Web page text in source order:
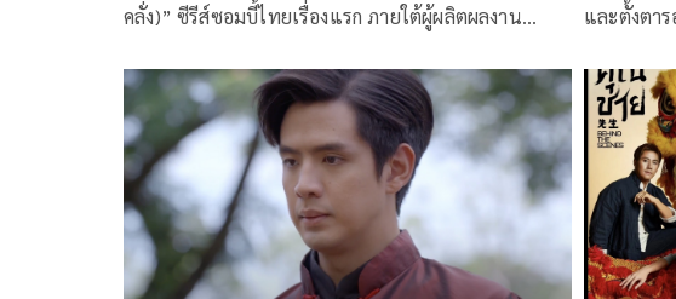
คลั่ง)” ซีรีส์ซอมบี้ไทยเรื่องแรก ภายใต้ผู้ผลิตผลงาน
จับตามองอย่างมาก การันตีจากกระแสในโลกโซเชียลที่ติด
เทรนด์ในแอปพลิเคชัน X ตั้งแต่วันบวงสรวง
และตั้งตาร
โดยผู้จัด
พัฒน์ วชิร
นางเอก
เขมนิจ จ
นันท์ พันเ